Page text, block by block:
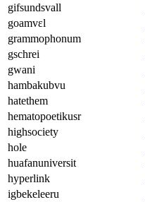
gifsundsvall
goamvɛl
grammophonum
gschrei
gwani
hambakubvu
hatethem
hematopoetikusr
highsociety
hole
huafanuniversit
hyperlink
igbekeleeru